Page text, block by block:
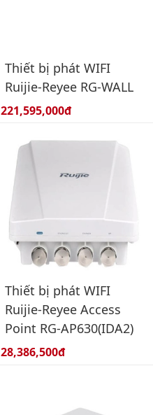
Thiết bị phát WIFI
Ruijie-Reyee RG-WALL
Giá bán:
221,595,000đ
Thiết bị phát WIFI
Ruijie-Reyee Access
Point RG-AP630(IDA2)
Giá bán:
28,386,500đ